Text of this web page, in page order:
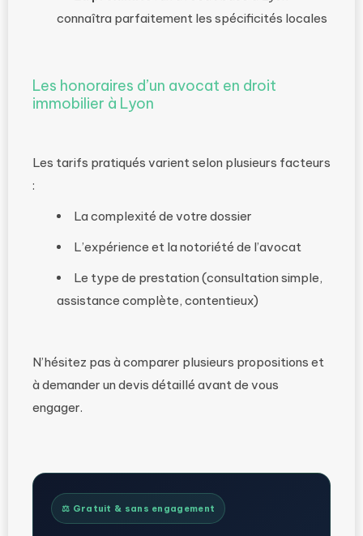
connaîtra parfaitement les spécificités locales
Les honoraires d’un avocat en droit
immobilier à Lyon
Les tarifs pratiqués varient selon plusieurs facteurs
:
La complexité de votre dossier
L’expérience et la notoriété de l’avocat
Le type de prestation (consultation simple,
assistance complète, contentieux)
N’hésitez pas à comparer plusieurs propositions et
à demander un devis détaillé avant de vous
engager.
⚖️ Gratuit & sans engagement